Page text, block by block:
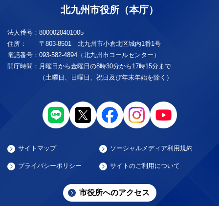
北九州市役所（本庁）
法人番号： 8000020401005
住所：
〒803-8501 北九州市小倉北区城内1番1号
電話番号： 093-582-4894（北九州市コールセンター）
開庁時間： 月曜日から金曜日の8時30分から17時15分まで
（土曜日、日曜日、祝日及び年末年始を除く）
サイトマップ ソーシャルメディア利用規約
プライバシーポリシー サイトのご利用について
市役所へのアクセス